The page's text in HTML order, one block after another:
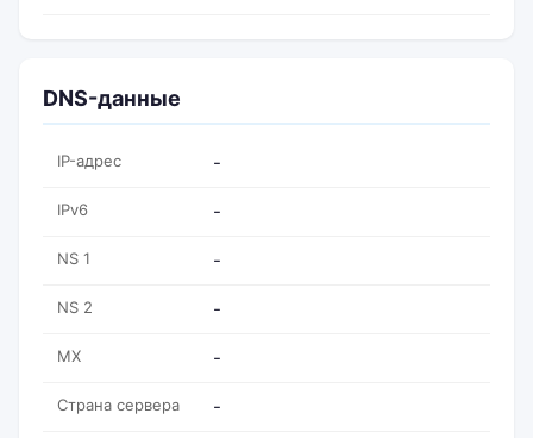
DNS-данные
IP-адрес -
IPv6 -
NS 1 -
NS 2 -
MX -
Страна сервера -